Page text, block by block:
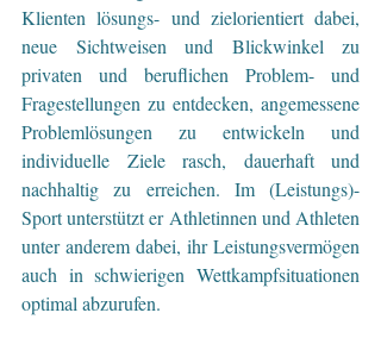
Klienten lösungs- und zielorientiert dabei,
neue Sichtweisen und Blickwinkel zu
privaten und beruflichen Problem- und
Fragestellungen zu entdecken, angemessene
Problemlösungen zu entwickeln und
individuelle Ziele rasch, dauerhaft und
nachhaltig zu erreichen. Im (Leistungs)-
Sport unterstützt er Athletinnen und Athleten
unter anderem dabei, ihr Leistungsvermögen
auch in schwierigen Wettkampfsituationen
optimal abzurufen.